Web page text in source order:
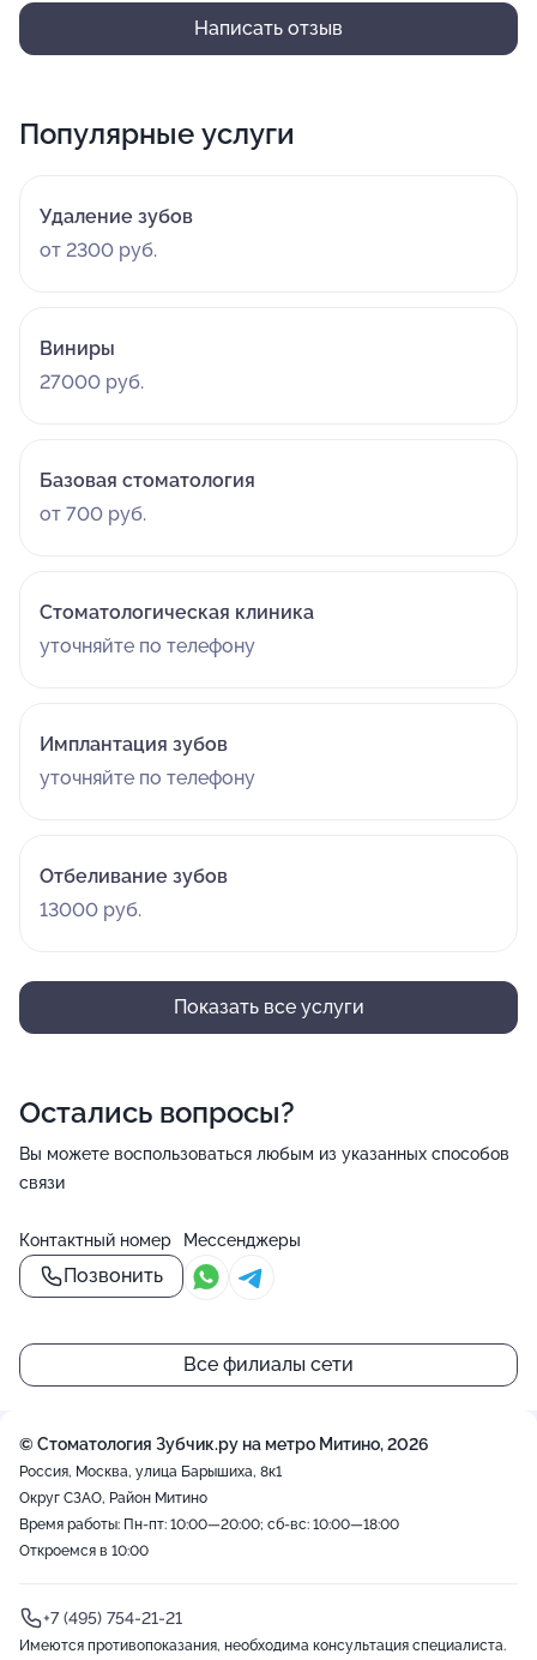
Написать отзыв
Популярные услуги
Удаление зубов
от 2300 руб.
Виниры
27000 руб.
Базовая стоматология
от 700 руб.
Стоматологическая клиника
уточняйте по телефону
Имплантация зубов
уточняйте по телефону
Отбеливание зубов
13000 руб.
Показать все услуги
Остались вопросы?
Вы можете воспользоваться любым из указанных способов
связи
Контактный номер
Позвонить
Мессенджеры
Все филиалы сети
© Стоматология Зубчик.ру на метро Митино, 2026
Россия, Москва, улица Барышиха, 8к1
Округ СЗАО, Район Митино
Время работы: Пн-пт: 10:00—20:00; сб-вс: 10:00—18:00
Откроемся в 10:00
+7 (495) 754-21-21
Имеются противопоказания, необходима консультация специалиста.